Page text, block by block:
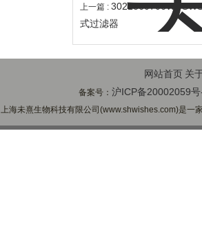
上一篇 : 3021860706W--
式过滤器
网站首页 关
备案号：沪ICP备20002059
上海未熹生物科技有限公司(www.shwishes.com)是一